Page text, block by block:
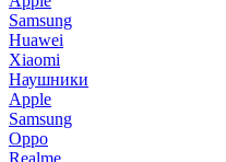
Samsung
Huawei
Xiaomi
Наушники
Apple
Samsung
Oppo
Realme